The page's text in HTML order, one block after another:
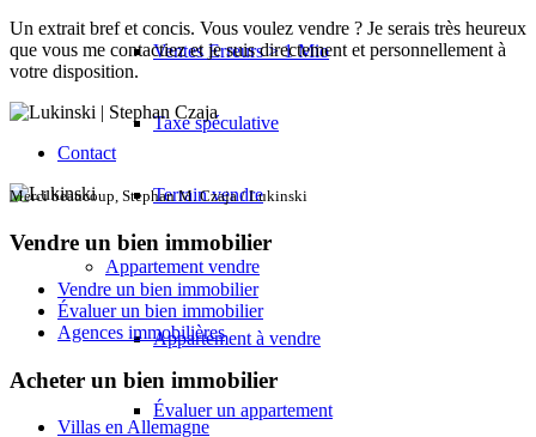
Ventes Erreurs > 1 Mio
Taxe spéculative
Terrain vendre
Appartement vendre
Appartement à vendre
Évaluer un appartement
Un extrait bref et concis. Vous voulez vendre ? Je serais très heureux
que vous me contactiez et je suis directement et personnellement à
votre disposition.
Contact
Merci beaucoup, Stephan M. Czaja / Lukinski
Vendre un bien immobilier
Vendre un bien immobilier
Évaluer un bien immobilier
Agences immobilières
Acheter un bien immobilier
Villas en Allemagne